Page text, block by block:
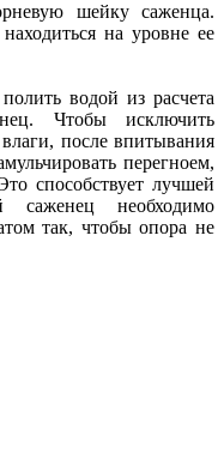
шейку саженца.
на уровне ее
водой из расчета
Чтобы исключить
после впитывания
перегноем,
способствует лучшей
саженец необходимо
так, чтобы опора не